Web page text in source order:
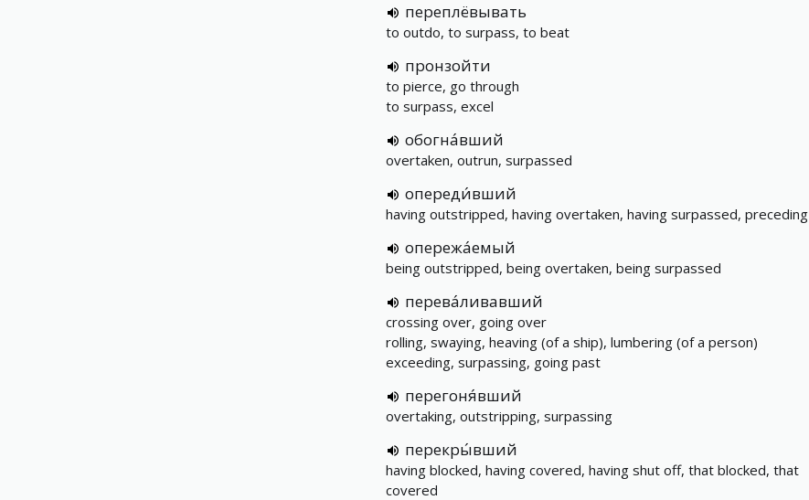
переплёвывать
to outdo, to surpass, to beat
пронзойти
to pierce, go through
to surpass, excel
обогна́вший
overtaken, outrun, surpassed
опереди́вший
having outstripped, having overtaken, having surpassed, preceding
опережа́емый
being outstripped, being overtaken, being surpassed
перева́ливавший
crossing over, going over
rolling, swaying, heaving (of a ship), lumbering (of a person)
exceeding, surpassing, going past
перегоня́вший
overtaking, outstripping, surpassing
перекры́вший
having blocked, having covered, having shut off, that blocked, that
covered